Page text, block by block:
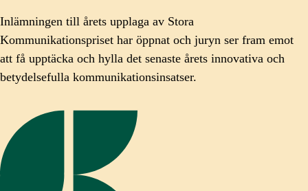
Inlämningen till årets upplaga av Stora
Kommunikationspriset har öppnat och juryn ser fram emot
att få upptäcka och hylla det senaste årets innovativa och
betydelsefulla kommunikationsinsatser.